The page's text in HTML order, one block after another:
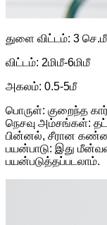
துளை விட்டம்: 3
விட்டம்: 2மிமீ-6மிமீ
அகலம்: 0.5-5மீ
பொருள்: குறைந்த
நெசவு அம்சங்கள்:
பின்னல், சீரான
பயன்பாடு: இது
பயன்படுத்தப்படலாம்.